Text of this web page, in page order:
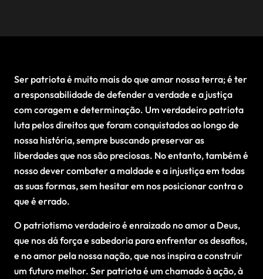
Ser patriota é muito mais do que amar nossa terra; é ter
a responsabilidade de defender a verdade e a justiça
com coragem e determinação. Um verdadeiro patriota
luta pelos direitos que foram conquistados ao longo de
nossa história, sempre buscando preservar as
liberdades que nos são preciosas. No entanto, também é
nosso dever combater a maldade e a injustiça em todas
as suas formas, sem hesitar em nos posicionar contra o
que é errado.
O patriotismo verdadeiro é enraizado no amor a Deus,
que nos dá força e sabedoria para enfrentar os desafios,
e no amor pela nossa nação, que nos inspira a construir
um futuro melhor. Ser patriota é um chamado à ação, à